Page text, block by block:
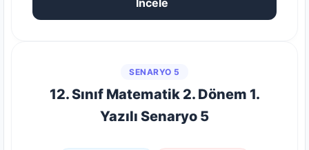
SENARYO 5
12. Sınıf Matematik 2. Dönem 1.
Yazılı Senaryo 5